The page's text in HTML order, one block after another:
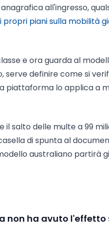
all'ingresso,
piani sulla mobilità
e ora guarda al
serve definire come si
piattaforma lo applica a
salto delle multe a 99
di spunta al
australiano partirà
non ha avuto l'effetto